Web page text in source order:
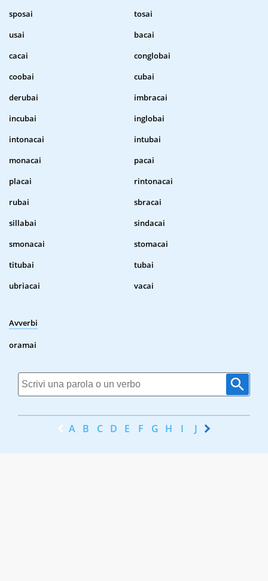
sposai
tosai
usai
bacai
cacai
conglobai
coobai
cubai
derubai
imbracai
incubai
inglobai
intonacai
intubai
monacai
pacai
placai
rintonacai
rubai
sbracai
sillabai
sindacai
smonacai
stomacai
titubai
tubai
ubriacai
vacai
Avverbi
oramai
A B C D E F G H I J K